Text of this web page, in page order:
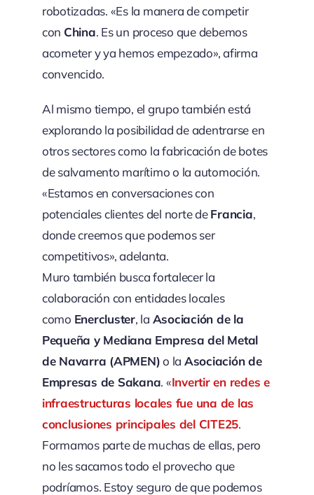
robotizadas. «Es la manera de competir
con China. Es un proceso que debemos
acometer y ya hemos empezado», afirma
convencido.
Al mismo tiempo, el grupo también está
explorando la posibilidad de adentrarse en
otros sectores como la fabricación de botes
de salvamento marítimo o la automoción.
«Estamos en conversaciones con
potenciales clientes del norte deFrancia,
donde creemos que podemos ser
competitivos», adelanta.
Muro también busca fortalecer la
colaboración con entidades locales
como Enercluster, la Asociación de la
Pequeña y Mediana Empresa del Metal
de Navarra (APMEN)o la Asociación de
Empresas de Sakana. «Invertir en redes e
infraestructuras locales fue una de las
conclusiones principales del CITE25.
Formamos parte de muchas de ellas, pero
no les sacamos todo el provecho que
podríamos. Estoy seguro de que podemos